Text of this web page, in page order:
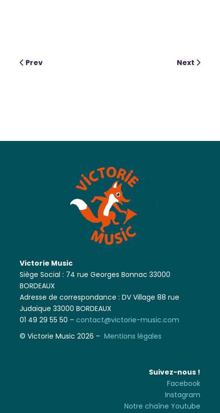
Prev Next
Victorie Music
Siège Social : 74 rue Georges Bonnac 33000
BORDEAUX
Adresse de correspondance : DV Village 88 rue
Judaïque 33000 BORDEAUX
01 49 29 55 50 –contact@victorie-music.com
© Victorie Music 2026 –Mentions légales
Suivez-nous !
Facebook
Instagram
Notre chaîne Youtube